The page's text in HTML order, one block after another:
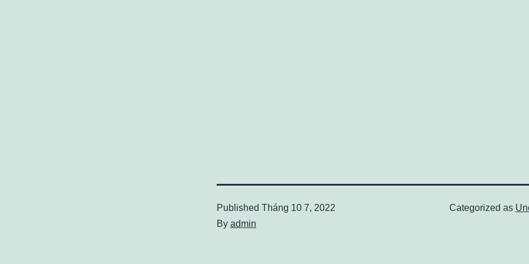
Published Tháng 10 7, 2022
By admin
Categorized as